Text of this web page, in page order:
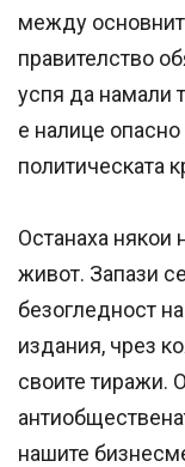
между
правителство
успя да намали
е налице
политическата
Останаха
живот. Запази
безогледност
издания, чрез
своите тиражи.
нашите